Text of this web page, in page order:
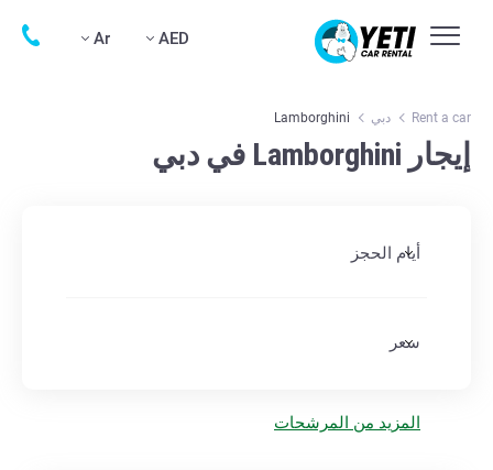
AED
Ar
Rent a car دبي Lamborghini
إيجار Lamborghini في دبي
أيام الحجز
سعر
المزيد من المرشحات